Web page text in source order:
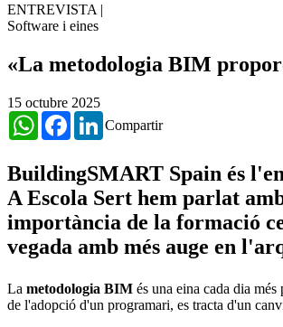
ENTREVISTA |
Software i eines
«La metodologia BIM
15 octubre 2025
Compartir
WhatsAppFacebookLinkedIn
BuildingSMART Spain és
A Escola Sert hem parlat
importància de la formació
vegada amb més auge en
La metodologia BIM és una eina cada dia
de l'adopció d'un programari, es tracta d'un